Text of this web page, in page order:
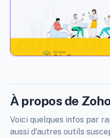
À propos de
Voici quelques infos par
aussi d'autres outils